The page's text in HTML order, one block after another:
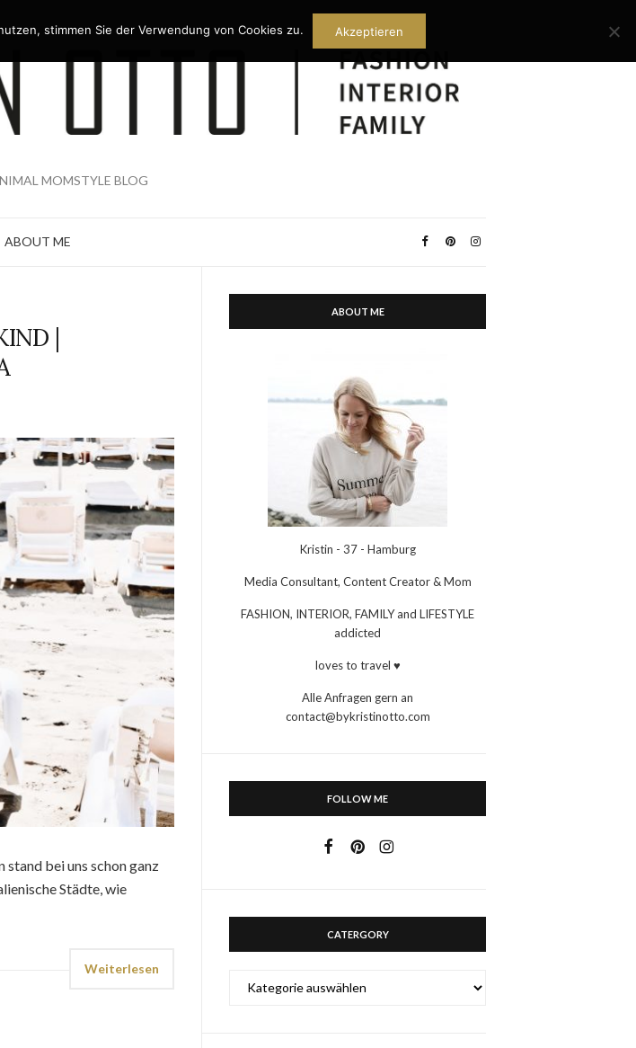
MOMSTYLE BLOG
ABOUT ME
|
bei uns schon ganz
Städte, wie
Weiterlesen
ABOUT ME
Kristin - 37 - Hamburg
Media Consultant, Content Creator & Mom
FASHION, INTERIOR, FAMILY and LIFESTYLE
addicted
loves to travel ♥
Alle Anfragen gern an
contact@bykristinotto.com
FOLLOW ME
CATERGORY
stimmen Sie der Verwendung von Cookies zu. Akzeptieren